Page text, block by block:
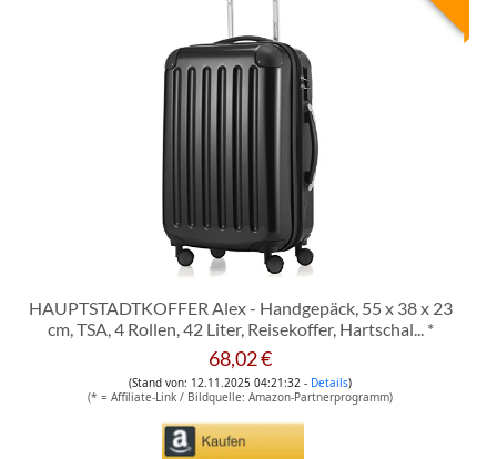
HAUPTSTADTKOFFER Alex - Handgepäck, 55 x 38 x 23
cm, TSA, 4 Rollen, 42 Liter, Reisekoffer, Hartschal... *
68,02 €
(Stand von: 12.11.2025 04:21:32 - Details)
(* = Affiliate-Link / Bildquelle: Amazon-Partnerprogramm)